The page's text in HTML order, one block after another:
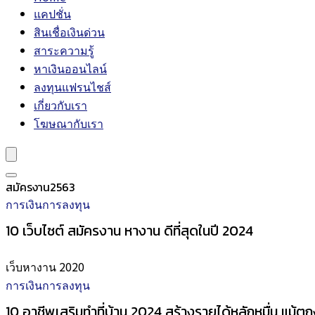
แคปชั่น
สินเชื่อเงินด่วน
สาระความรู้
หาเงินออนไลน์
ลงทุนแฟรนไชส์
เกี่ยวกับเรา
โฆษณากับเรา
สมัครงาน2563
การเงินการลงทุน
10 เว็บไซต์ สมัครงาน หางาน ดีที่สุดในปี 2024
เว็บหางาน 2020
การเงินการลงทุน